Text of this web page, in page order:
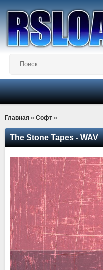
Главная » Софт »
The Stone Tapes - WAV